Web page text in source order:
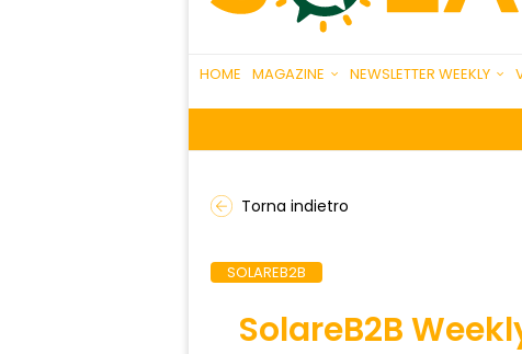
HOME MAGAZINE NEWSLETTER WEEKLY
Torna indietro
SOLAREB2B
SolareB2B